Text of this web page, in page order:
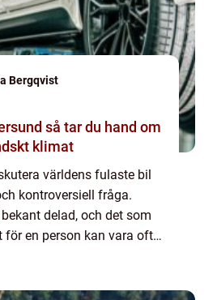
Bergqvist
hand om
klimat
världens fulaste bil
kontroversiell fråga.
delad, och det som
för en person kan vara ofta